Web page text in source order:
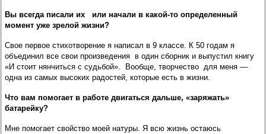
Вы всегда писали их или начали в какой-то определенный
момент уже зрелой жизни?
Свое первое стихотворение я написал в 9 классе. К 50 годам я
объединил все свои произведения в один сборник и выпустил книгу
«И стоит нянчиться с судьбой». Вообще, творчество для меня —
одна из самых высоких радостей, которые есть в жизни.
Что вам помогает в работе двигаться дальше, «заряжать»
батарейку?
Мне помогает свойство моей натуры. Я всю жизнь остаюсь